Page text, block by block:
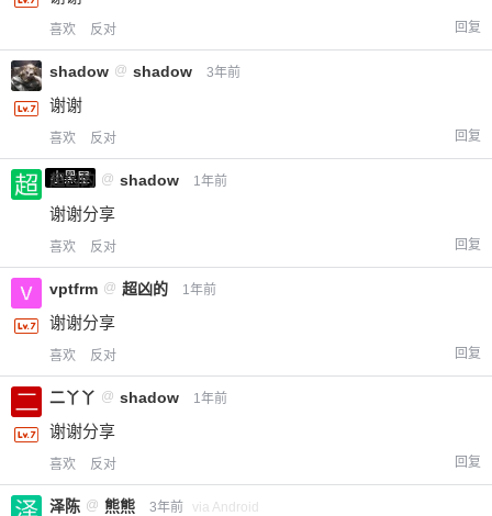
喜欢 反对 回复
shadow @ shadow 3年前
谢谢
喜欢 反对 回复
小黑屋
超凶的 @ shadow 1年前
谢谢分享
喜欢 反对 回复
vptfrm @ 超凶的 1年前
谢谢分享
喜欢 反对 回复
二丫丫 @ shadow 1年前
谢谢分享
喜欢 反对 回复
泽陈 @ 熊熊 3年前 via Android